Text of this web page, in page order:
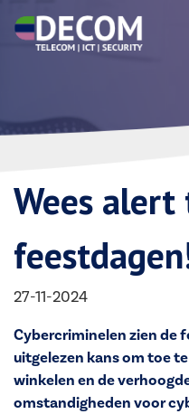
Wees
27-11-2024
Cybercriminelen zien de
uitgelezen kans om toe
winkelen en de
omstandigheden voor